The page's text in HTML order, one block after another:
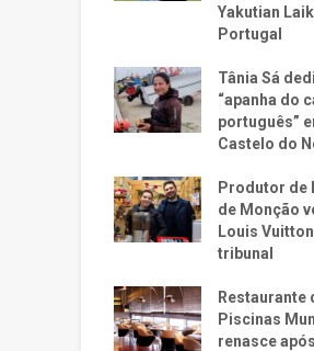
Yakutian
Portugal
Tânia Sá
“apanha do
português”
Castelo do
Produtor de
de Monção
Louis
tribunal
Restaurante
Piscinas
renasce após